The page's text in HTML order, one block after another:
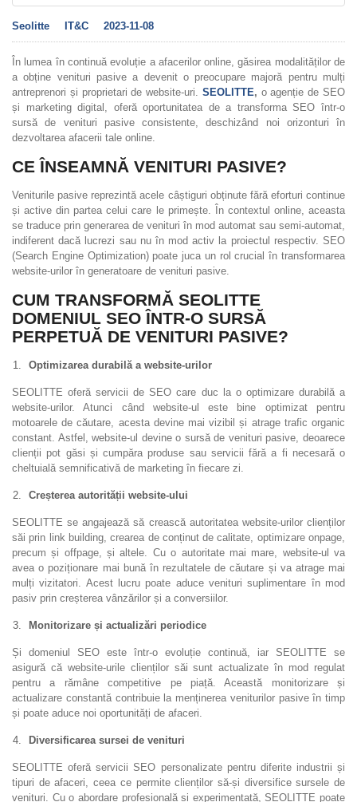
Seolitte IT&C 2023-11-08
În lumea în continuă evoluție a afacerilor online, găsirea modalităților de
a obține venituri pasive a devenit o preocupare majoră pentru mulți
antreprenori și proprietari de website-uri. SEOLITTE, o agenție de SEO
și marketing digital, oferă oportunitatea de a transforma SEO într-o
sursă de venituri pasive consistente, deschizând noi orizonturi în
dezvoltarea afacerii tale online.
CE ÎNSEAMNĂ VENITURI PASIVE?
Veniturile pasive reprezintă acele câștiguri obținute fără eforturi continue
și active din partea celui care le primește. În contextul online, aceasta
se traduce prin generarea de venituri în mod automat sau semi-automat,
indiferent dacă lucrezi sau nu în mod activ la proiectul respectiv. SEO
(Search Engine Optimization) poate juca un rol crucial în transformarea
website-urilor în generatoare de venituri pasive.
CUM TRANSFORMĂ SEOLITTE
DOMENIUL SEO ÎNTR-O SURSĂ
PERPETUĂ DE VENITURI PASIVE?
Optimizarea durabilă a website-urilor
SEOLITTE oferă servicii de SEO care duc la o optimizare durabilă a
website-urilor. Atunci când website-ul este bine optimizat pentru
motoarele de căutare, acesta devine mai vizibil și atrage trafic organic
constant. Astfel, website-ul devine o sursă de venituri pasive, deoarece
clienții pot găsi și cumpăra produse sau servicii fără a fi necesară o
cheltuială semnificativă de marketing în fiecare zi.
Creșterea autorității website-ului
SEOLITTE se angajează să crească autoritatea website-urilor clienților
săi prin link building, crearea de conținut de calitate, optimizare onpage,
precum și offpage, și altele. Cu o autoritate mai mare, website-ul va
avea o poziționare mai bună în rezultatele de căutare și va atrage mai
mulți vizitatori. Acest lucru poate aduce venituri suplimentare în mod
pasiv prin creșterea vânzărilor și a conversiilor.
Monitorizare și actualizări periodice
Și domeniul SEO este într-o evoluție continuă, iar SEOLITTE se
asigură că website-urile clienților săi sunt actualizate în mod regulat
pentru a rămâne competitive pe piață. Această monitorizare și
actualizare constantă contribuie la menținerea veniturilor pasive în timp
și poate aduce noi oportunități de afaceri.
Diversificarea sursei de venituri
SEOLITTE oferă servicii SEO personalizate pentru diferite industrii și
tipuri de afaceri, ceea ce permite clienților să-și diversifice sursele de
venituri. Cu o abordare profesională și experimentată, SEOLITTE poate